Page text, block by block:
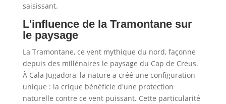
saisissant.
L'influence de la Tramontane sur
le paysage
La Tramontane, ce vent mythique du nord, façonne
depuis des millénaires le paysage du Cap de Creus.
À Cala Jugadora, la nature a créé une configuration
unique : la crique bénéficie d'une protection
naturelle contre ce vent puissant. Cette particularité